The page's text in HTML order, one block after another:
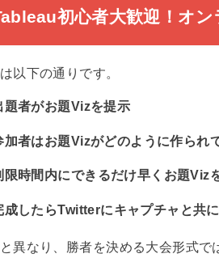
初心者大歓迎！オ
以下の通りです。
題者がお題Vizを提示
加者はお題Vizがどのように作られ
限時間内にできるだけ早くお題Viz
成したらTwitterにキャプチャと共
異なり、勝者を決める大会形式で